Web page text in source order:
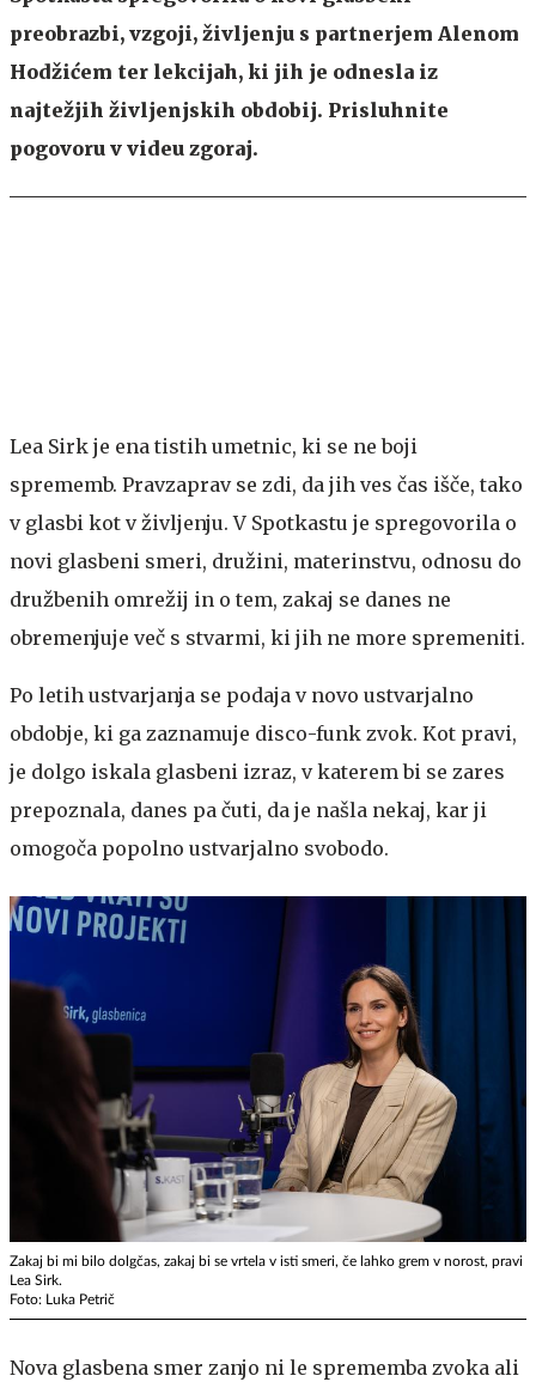
preobrazbi, vzgoji, življenju s partnerjem Alenom
Hodžićem ter lekcijah, ki jih je odnesla iz
najtežjih življenjskih obdobij. Prisluhnite
pogovoru v videu zgoraj.
Lea Sirk je ena tistih umetnic, ki se ne boji
sprememb. Pravzaprav se zdi, da jih ves čas išče, tako
v glasbi kot v življenju. V Spotkastu je spregovorila o
novi glasbeni smeri, družini, materinstvu, odnosu do
družbenih omrežij in o tem, zakaj se danes ne
obremenjuje več s stvarmi, ki jih ne more spremeniti.
Po letih ustvarjanja se podaja v novo ustvarjalno
obdobje, ki ga zaznamuje disco-funk zvok. Kot pravi,
je dolgo iskala glasbeni izraz, v katerem bi se zares
prepoznala, danes pa čuti, da je našla nekaj, kar ji
omogoča popolno ustvarjalno svobodo.
Zakaj bi mi bilo dolgčas, zakaj bi se vrtela v isti smeri, če lahko grem v norost, pravi
Lea Sirk.
Foto: Luka Petrič
Nova glasbena smer zanjo ni le sprememba zvoka ali